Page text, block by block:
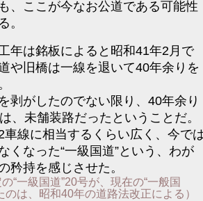
、ここが今なお公道である可能性
。
年は銘板によると昭和41年2月で
や旧橋は一線を退いて40年余りを
剥がしたのでない限り、40年余り
、未舗装路だったということだ。
車線に相当するくらい広く、今で
くなった“一級国道”という、わが
矜持を感じさせた。
“一級国道”20号が、現在の“一般国
のは、昭和40年の道路法改正による）